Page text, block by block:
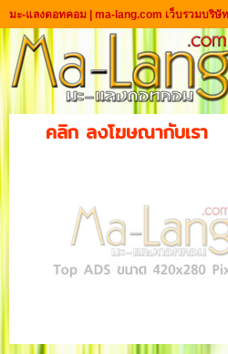
มะ-แลงดอทคอม | ma-lang.com เว็บรวมบริษั
คลิก ลงโฆษณากับเรา